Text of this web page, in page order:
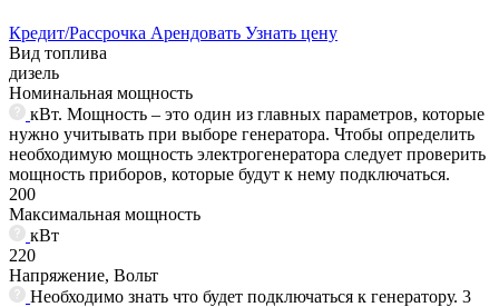
Кредит/Рассрочка Арендовать Узнать цену
Вид топлива
дизель
Номинальная мощность
кВт. Мощность – это один из главных параметров, которые
нужно учитывать при выборе генератора. Чтобы определить
необходимую мощность электрогенератора следует проверить
мощность приборов, которые будут к нему подключаться.
200
Максимальная мощность
кВт
220
Напряжение, Вольт
Необходимо знать что будет подключаться к генератору. 3